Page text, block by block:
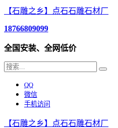
【石雕之乡】点石石雕石材厂
18766809099
全国安装、全网低价
QQ
微信
手机访问
【石雕之乡】点石石雕石材厂